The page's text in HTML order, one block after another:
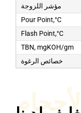
مؤشر اللزوجة
Pour Point,°C
Flash Point,°C
TBN, mgKOH/gm
خصائص الرغوة